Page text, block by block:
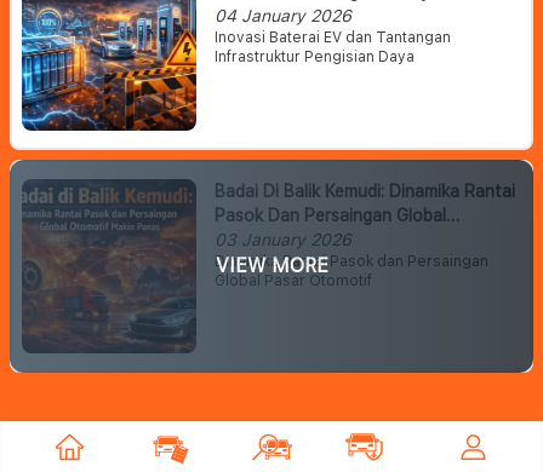
Menghadang
04 January 2026
Inovasi Baterai EV dan Tantangan
Infrastruktur Pengisian Daya
Badai Di Balik Kemudi: Dinamika Rantai
Pasok Dan Persaingan Global
Otomotif Makin Panas
03 January 2026
Dinamika Rantai Pasok dan Persaingan
Global Pasar Otomotif
VIEW MORE